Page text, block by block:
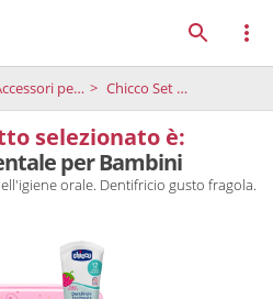
per bambini Chicco Set Dentale per Bambini
selezionato è:
per Bambini
orale. Dentifricio gusto fragola.